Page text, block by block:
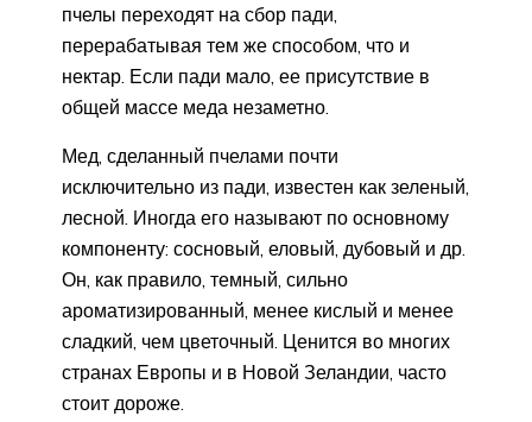
пчелы переходят на сбор пади,
перерабатывая тем же способом, что и
нектар. Если пади мало, ее присутствие в
общей массе меда незаметно.
Мед, сделанный пчелами почти
исключительно из пади, известен как зеленый,
лесной. Иногда его называют по основному
компоненту: сосновый, еловый, дубовый и др.
Он, как правило, темный, сильно
ароматизированный, менее кислый и менее
сладкий, чем цветочный. Ценится во многих
странах Европы и в Новой Зеландии, часто
стоит дороже.